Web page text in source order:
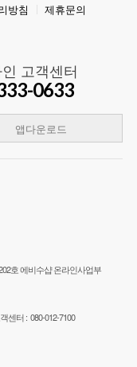
방침 제휴문의
고객센터
0633
앱다운로드
호 에비수샵 온라인사업부
센터 : 080-012-7100